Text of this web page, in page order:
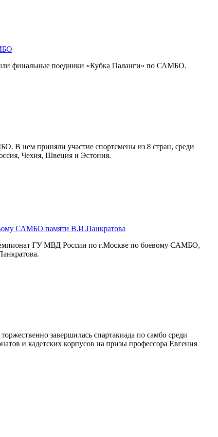
финальные поединки «Кубка Паланги» по САМБО.
В нем приняли участие спортсмены из 8 стран, среди
Чехия, Швеция и Эстония.
САМБО памяти В.И.Панкратова
ГУ МВД России по г.Москве по боевому САМБО,
завершилась спартакиада по самбо среди
и кадетских корпусов на призы профессора Евгения